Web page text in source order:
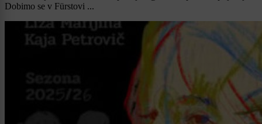
Dobimo se v Fürstovi ...